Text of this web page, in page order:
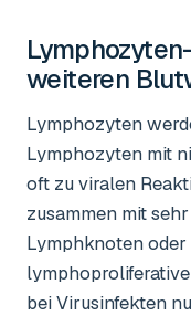
weiteren
Lymphozyten
Lymphozyten mit
oft zu viralen
zusammen mit
Lymphknoten
bei Virusinfekten